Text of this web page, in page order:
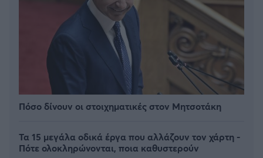
Πόσο δίνουν οι στοιχηματικές στον Μητσοτάκη
Τα 15 μεγάλα οδικά έργα που αλλάζουν τον χάρτη -
Πότε ολοκληρώνονται, ποια καθυστερούν